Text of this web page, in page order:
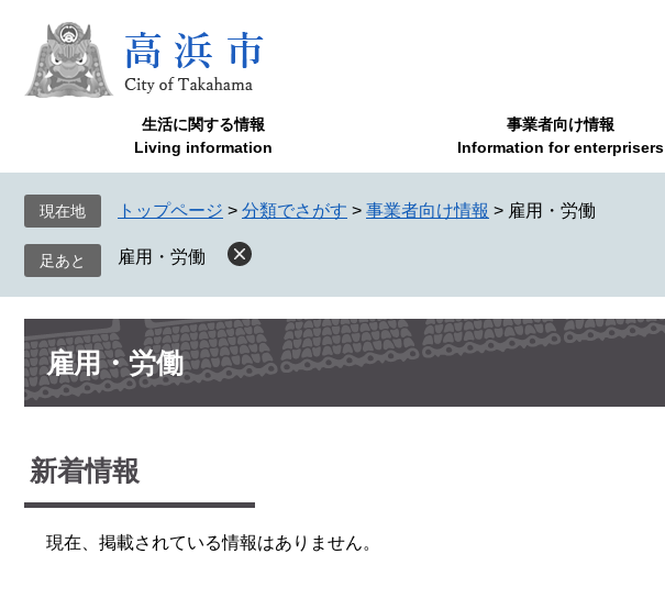
で
ば
へ
生活に関する情報
Living information
事業者向け情報
Information for enterprisers
現在地 トップページ > 分類でさがす > 事業者向け情報 > 雇用・労働
雇用・労働
本
文 雇用・労働
新着情報
現在、掲載されている情報はありません。